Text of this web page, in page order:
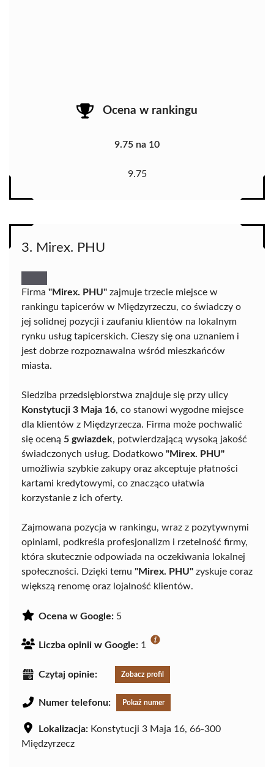
Ocena w rankingu
9.75 na 10
9.75
3. Mirex. PHU
Firma "Mirex. PHU" zajmuje trzecie miejsce w
rankingu tapicerów w Międzyrzeczu, co świadczy o
jej solidnej pozycji i zaufaniu klientów na lokalnym
rynku usług tapicerskich. Cieszy się ona uznaniem i
jest dobrze rozpoznawalna wśród mieszkańców
miasta.
Siedziba przedsiębiorstwa znajduje się przy ulicy
Konstytucji 3 Maja 16, co stanowi wygodne miejsce
dla klientów z Międzyrzecza. Firma może pochwalić
się oceną 5 gwiazdek, potwierdzającą wysoką jakość
świadczonych usług. Dodatkowo "Mirex. PHU"
umożliwia szybkie zakupy oraz akceptuje płatności
kartami kredytowymi, co znacząco ułatwia
korzystanie z ich oferty.
Zajmowana pozycja w rankingu, wraz z pozytywnymi
opiniami, podkreśla profesjonalizm i rzetelność firmy,
która skutecznie odpowiada na oczekiwania lokalnej
społeczności. Dzięki temu "Mirex. PHU" zyskuje coraz
większą renomę oraz lojalność klientów.
Ocena w Google: 5
Liczba opinii w Google: 1
Czytaj opinie: Zobacz profil
Numer telefonu: Pokaż numer
Lokalizacja: Konstytucji 3 Maja 16, 66-300
Międzyrzecz